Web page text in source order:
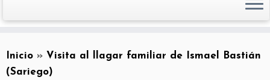
Inicio » Visita al llagar familiar de Ismael Bastián
(Sariego)